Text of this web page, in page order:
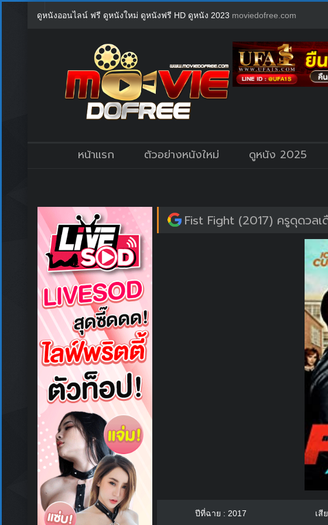
ดูหนังออนไลน์ ฟรี ดูหนังใหม่ ดูหนังฟรี HD ดูหนัง 2023 moviedofree.com
หน้าแรก ตัวอย่างหนังใหม่ ดูหนัง 2025
Fist Fight (2017) ครูดุดวลเ
ปีที่ฉาย : 2017 เสี